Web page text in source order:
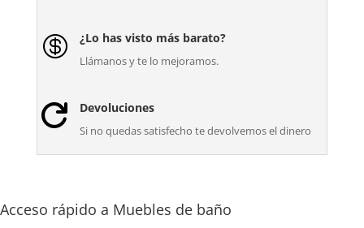
 ¿Lo has visto más barato?
Llámanos y te lo mejoramos.
 Devoluciones
Si no quedas satisfecho te devolvemos el dinero
Acceso rápido a Muebles de baño